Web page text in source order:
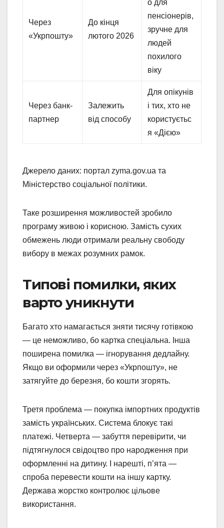
Через
«Укрпошту»
До кінця
лютого 2026
о для
пенсіонерів,
зручне для
людей
похилого
віку
Через банк-
партнер
Залежить
від способу
Для опікунів
і тих, хто не
користуєтьс
я «Дією»
Джерело даних: портал zyma.gov.ua та
Міністерство соціальної політики.
Таке розширення можливостей зробило
програму живою і корисною. Замість сухих
обмежень люди отримали реальну свободу
вибору в межах розумних рамок.
Типові помилки, яких
варто уникнути
Багато хто намагається зняти тисячу готівкою
— це неможливо, бо картка спеціальна. Інша
поширена помилка — ігнорування дедлайну.
Якщо ви оформили через «Укрпошту», не
затягуйте до березня, бо кошти згорять.
Третя проблема — покупка імпортних продуктів
замість українських. Система блокує такі
платежі. Четверта — забуття перевірити, чи
підтягнулося свідоцтво про народження при
оформленні на дитину. І нарешті, п’ята —
спроба перевести кошти на іншу картку.
Держава жорстко контролює цільове
використання.